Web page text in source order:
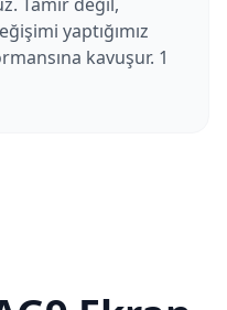
yaptığımız
kavuşur. 1